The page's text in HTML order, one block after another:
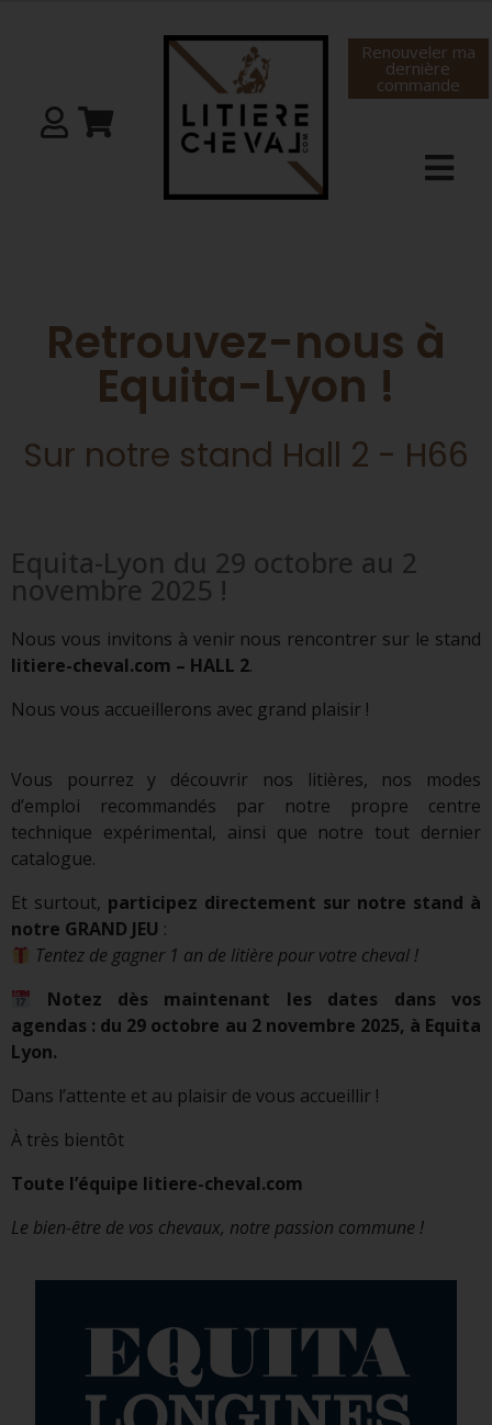
Renouveler ma
dernière
commande
Retrouvez-nous à
Equita-Lyon !
Sur notre stand Hall 2 - H66
Equita-Lyon du 29 octobre au 2
novembre 2025 !
Nous vous invitons à venir nous rencontrer sur le stand
litiere-cheval.com – HALL 2.
Nous vous accueillerons avec grand plaisir !
Vous pourrez y découvrir nos litières, nos modes
d’emploi recommandés par notre propre centre
technique expérimental, ainsi que notre tout dernier
catalogue.
Et surtout, participez directement sur notre stand à
notre GRAND JEU :
Tentez de gagner 1 an de litière pour votre cheval !
Notez dès maintenant les dates dans vos
agendas : du 29 octobre au 2 novembre 2025, à Equita
Lyon.
Dans l’attente et au plaisir de vous accueillir !
À très bientôt
Toute l’équipe litiere-cheval.com
Le bien-être de vos chevaux, notre passion commune !